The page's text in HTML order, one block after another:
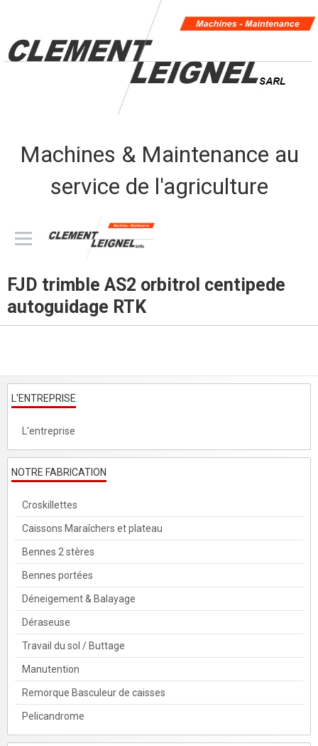
Machines & Maintenance au
service de l'agriculture
FJD trimble AS2 orbitrol centipede
autoguidage RTK
L'ENTREPRISE
L'entreprise
NOTRE FABRICATION
Croskillettes
Caissons Maraîchers et plateau
Bennes 2 stères
Bennes portées
Déneigement & Balayage
Déraseuse
Travail du sol / Buttage
Manutention
Remorque Basculeur de caisses
Pelicandrome